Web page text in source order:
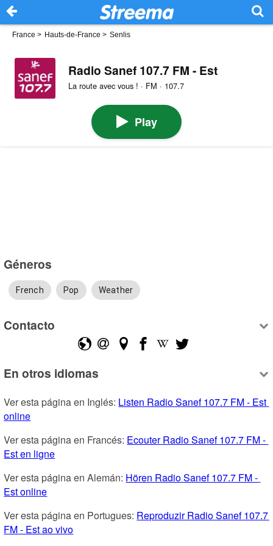
France > Hauts-de-France > Senlis
Radio Sanef 107.7 FM - Est
La route avec vous ! · FM · 107.7
Play
Géneros
French Pop Weather
Contacto
En otros idiomas
Ver esta página en Inglés: Listen Radio Sanef 107.7 FM - Est
online
Ver esta página en Francés: Ecouter Radio Sanef 107.7 FM -
Est en ligne
Ver esta página en Alemán: Hören Radio Sanef 107.7 FM -
Est online
Ver esta página en Portugues: Reproduzir Radio Sanef 107.7
FM - Est ao vivo